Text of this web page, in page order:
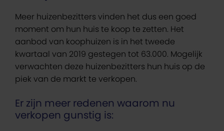
Meer huizenbezitters vinden het dus een goed
moment om hun huis te koop te zetten. Het
aanbod van koophuizen is in het tweede
kwartaal van 2019 gestegen tot 63.000. Mogelijk
verwachten deze huizenbezitters hun huis op de
piek van de markt te verkopen.
Er zijn meer redenen waarom nu
verkopen gunstig is: